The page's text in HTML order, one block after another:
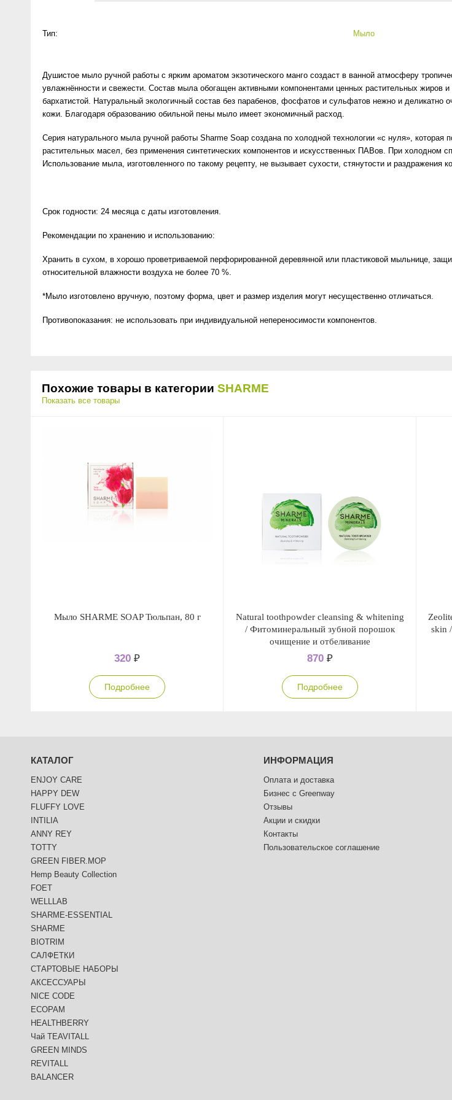
Happy Dew
Green Minds
Тип: Мыло
Душистое мыло ручной работы с ярким ароматом экзотического манго создаст в ванной атмосферу
увлажнённости и свежести. Состав мыла обогащен активными компонентами ценных растительных
бархатистой. Натуральный экологичный состав без парабенов, фосфатов и сульфатов нежно и
кожи. Благодаря образованию обильной пены мыло имеет экономичный расход.
Серия натурального мыла ручной работы Sharme Soap создана по холодной технологии «с нуля»,
растительных масел, без применения синтетических компонентов и искусственных ПАВов. При холодном
Использование мыла, изготовленного по такому рецепту, не вызывает сухости, стянутости и раздражения
Срок годности: 24 месяца с даты изготовления.
Рекомендации по хранению и использованию:
Хранить в сухом, в хорошо проветриваемой перфорированной деревянной или пластиковой мыльнице,
относительной влажности воздуха не более 70 %.
*Мыло изготовлено вручную, поэтому форма, цвет и размер изделия могут несущественно отличаться.
Противопоказания: не использовать при индивидуальной непереносимости компонентов.
Похожие товары в категории SHARME
Показать все товары
Мыло SHARME SOAP Тюльпан, 80 г
320 ₽
Подробнее
Natural toothpowder cleansing & whitening
/ Фитоминеральный зубной порошок
очищение и отбеливание
870 ₽
Подробнее
skin
КАТАЛОГ
ENJOY CARE
HAPPY DEW
FLUFFY LOVE
INTILIA
ANNY REY
TOTTY
GREEN FIBER.MOP
Hemp Beauty Collection
FOET
WELLLAB
SHARME-ESSENTIAL
SHARME
BIOTRIM
САЛФЕТКИ
СТАРТОВЫЕ НАБОРЫ
АКСЕССУАРЫ
NICE CODE
ECOPAM
HEALTHBERRY
Чай TEAVITALL
GREEN MINDS
REVITALL
BALANCER
ИНФОРМАЦИЯ
Оплата и доставка
Бизнес с Greenway
Отзывы
Акции и скидки
Контакты
Пользовательское соглашение